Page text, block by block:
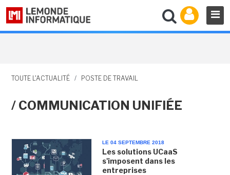
TOUTE L'ACTUALITÉ / POSTE DE TRAVAIL
/ COMMUNICATION UNIFIÉE
LE 04 SEPTEMBRE 2018
Les solutions UCaaS
s'imposent dans les
entreprises